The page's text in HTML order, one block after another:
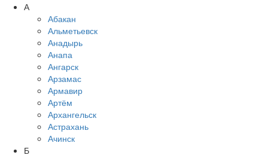
А
Абакан
Альметьевск
Анадырь
Анапа
Ангарск
Арзамас
Армавир
Артём
Архангельск
Астрахань
Ачинск
Б